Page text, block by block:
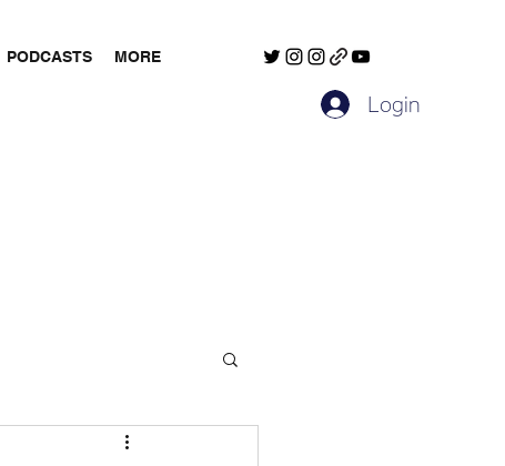
PODCASTS MORE
Login